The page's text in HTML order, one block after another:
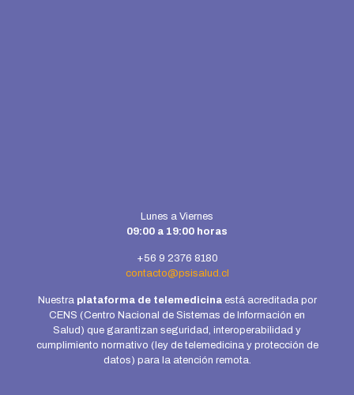
Lunes a Viernes
09:00 a 19:00 horas
+56 9 2376 8180
contacto@psisalud.cl
Nuestra plataforma de telemedicinaestá acreditada por
CENS (Centro Nacional de Sistemas de Información en
Salud) que garantizan seguridad, interoperabilidad y
cumplimiento normativo (ley de telemedicina y protección de
datos) para la atención remota.